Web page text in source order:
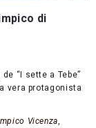
di
“I sette a Tebe”
vera protagonista
Vicenza,